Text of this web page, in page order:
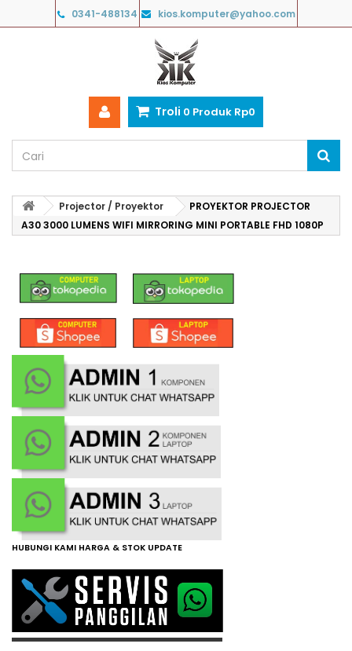
0341-488134 kios.komputer@yahoo.com
Troli 0 Produk Rp‎0
Projector / Proyektor
PROYEKTOR PROJECTOR
A30 3000 LUMENS WIFI MIRRORING MINI PORTABLE FHD 1080P
HUBUNGI KAMI HARGA & STOK UPDATE